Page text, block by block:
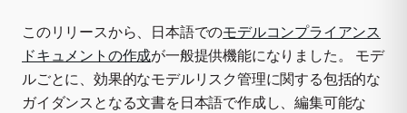
このリリースから、日本語でのモデルコンプライアンス
ドキュメントの作成が一般提供機能になりました。 モデ
ルごとに、効果的なモデルリスク管理に関する包括的な
ガイダンスとなる文書を日本語で作成し、編集可能な